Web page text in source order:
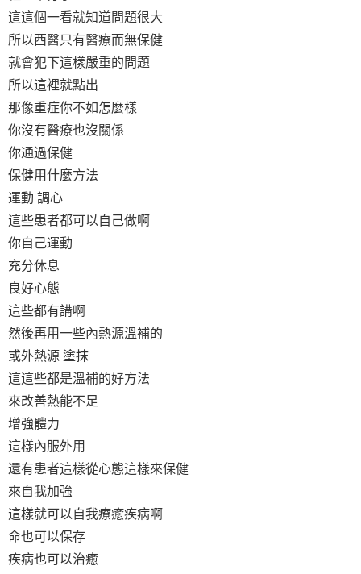
這這個一看就知道問題很大
所以西醫只有醫療而無保健
就會犯下這樣嚴重的問題
所以這裡就點出
那像重症你不如怎麼樣
你沒有醫療也沒關係
你通過保健
保健用什麼方法
運動 調心
這些患者都可以自己做啊
你自己運動
充分休息
良好心態
這些都有講啊
然後再用一些內熱源溫補的
或外熱源 塗抹
這這些都是溫補的好方法
來改善熱能不足
增強體力
這樣內服外用
還有患者這樣從心態這樣來保健
來自我加強
這樣就可以自我療癒疾病啊
命也可以保存
疾病也可以治癒